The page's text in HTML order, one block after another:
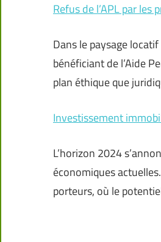
Refus de l’APL par
Dans le paysage
bénéficiant de l’Aide
plan éthique que
Investissement
L’horizon 2024
économiques
porteurs, où le